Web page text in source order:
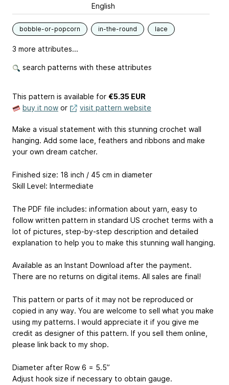
English
bobble-or-popcorn in-the-round lace
3 more attributes...
search patterns with these attributes
This pattern is available for €5.35 EUR
buy it now or visit pattern website
Make a visual statement with this stunning crochet wall
hanging. Add some lace, feathers and ribbons and make
your own dream catcher.
Finished size: 18 inch / 45 cm in diameter
Skill Level: Intermediate
The PDF file includes: information about yarn, easy to
follow written pattern in standard US crochet terms with a
lot of pictures, step-by-step description and detailed
explanation to help you to make this stunning wall hanging.
Available as an Instant Download after the payment.
There are no returns on digital items. All sales are final!
This pattern or parts of it may not be reproduced or
copied in any way. You are welcome to sell what you make
using my patterns. I would appreciate it if you give me
credit as designer of this pattern. If you sell them online,
please link back to my shop.
Diameter after Row 6 = 5.5”
Adjust hook size if necessary to obtain gauge.